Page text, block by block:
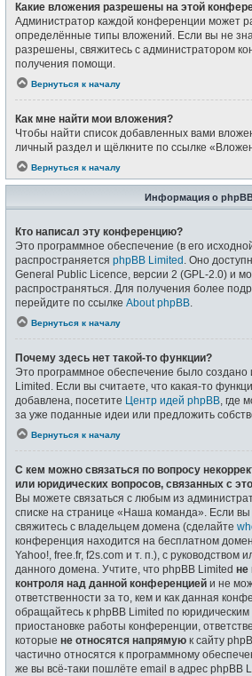
Какие вложения разрешены на этой
Администратор каждой конференции может
определённые типы вложений. Если вы не
разрешены, свяжитесь с администратором
получения помощи.
Вернуться к началу
Как мне найти мои вложения?
Чтобы найти список добавленных вами
личный раздел и щёлкните по ссылке
Вернуться к началу
Информация о
Кто написал эту конференцию?
Это программное обеспечение (в его
распространяется phpBB Limited . Оно
General Public Licence, версии 2 (GPL-2.0) и
распространяться. Для получения более
перейдите по ссылке About phpBB
Вернуться к началу
Почему здесь нет такой-то функции?
Это программное обеспечение было создано
Limited. Если вы считаете, что какая-то
добавлена, посетите Центр идей phpBB , где
за уже поданные идеи или предложить
Вернуться к началу
С кем можно связаться по вопросу
или юридических вопросов, связанных с
Вы можете связаться с любым из
списке на странице «Наша команда». Если вы
свяжитесь с владельцем домена (сделайте
конференция находится на бесплатном
Yahoo!, free.fr, f2s.com и т. п.), с руководством
данного домена. Учтите, что phpBB Limited не
контроля над данной конференцией и не
ответственности за то, кем и как данная
обращайтесь к phpBB Limited по
приостановке работы конференции,
которые не относятся напрямую к сайту
частично относятся к программному
же вы всё-таки пошлёте email в адрес phpBB